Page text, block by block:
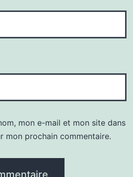
mon e-mail et mon site dans
mon prochain commentaire.